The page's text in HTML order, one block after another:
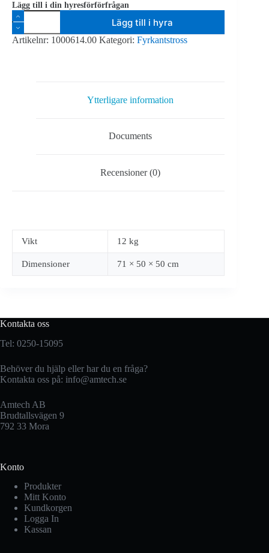
Lägg till i din hyresförförfrågan
Prolyte
H30V
-
tross
Lägg till i hyra
Artikelnr: 1000614.00 Kategori: Fyrkantstross
Ytterligare information
Documents
Recensioner (0)
Vikt 12 kg
Dimensioner 71 × 50 × 50 cm
Kontakta oss
Tel: 0250-15095
Behöver du hjälp eller har du en fråga?
Kontakta oss på: info@amtech.se
Amtech AB
Brudtallsvägen 9
792 33 Mora
Konto
Produkter
Mitt Konto
Kundkorgen
Logga In
Kassan